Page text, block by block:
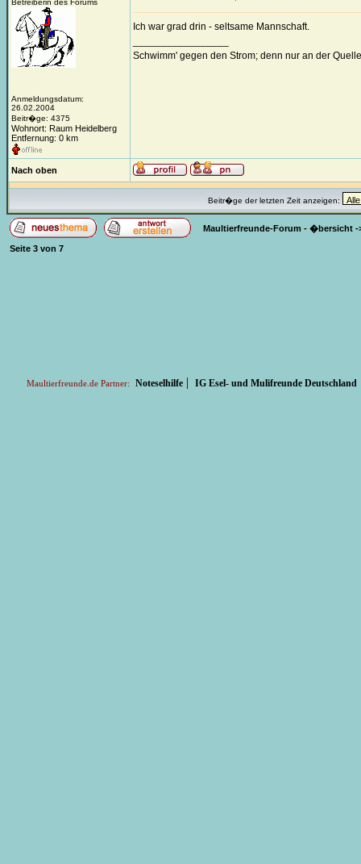
Betreiberin des Forums
Anmeldungsdatum:
26.02.2004
Beitr�ge: 4375
Wohnort: Raum Heidelberg
Entfernung: 0 km
Ich war grad drin - seltsame Mannschaft.
Schwimm' gegen den Strom; denn nur an der
Nach oben
Beitr�ge der letzten Zeit anzeigen:
Maultierfreunde-Forum - �bersicht -
Seite 3 von 7
Maultierfreunde.de Partner: Noteselhilfe | IG Esel- und Mulifreunde Deutschland